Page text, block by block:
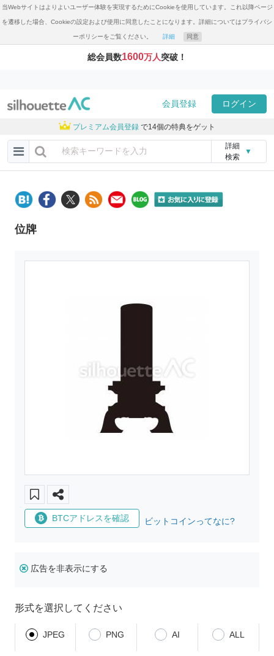
当Webサイトはよりよいユーザー体験を実現するためにCookieを使用しています。これ以降ページ
を遷移した場合、Cookieの設定および使用に同意したことになります。詳細についてはプライバシ
ーポリシーをご覧ください。 詳細 同意
総会員数1600万人突破！
会員登録 ログイン
プレミアム会員登録 で14個の特典をゲット
詳細
検索
▼
位牌
BTCアドレスを確認 ビットコインってなに?
広告を非表示にする
形式を選択してください
JPEG PNG AI ALL